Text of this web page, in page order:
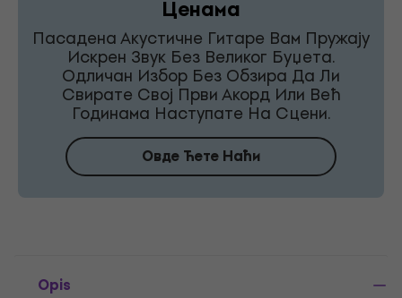
Ценама
Пасадена Акустичне Гитаре Вам Пружају
Искрен Звук Без Великог Буџета.
Одличан Избор Без Обзира Да Ли
Свирате Свој Први Акорд Или Већ
Годинама Наступате На Сцени.
Овде Ћете Наћи
Opis